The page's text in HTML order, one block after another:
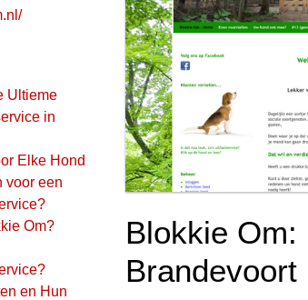
Ultieme
in
Elke Hond
voor een
Om?
en Hun
Blokkie Om:
Brandevoort